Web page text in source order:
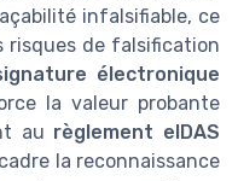
infalsifiable, ce
risques de falsification
électronique
la valeur probante
au règlement eIDAS
la reconnaissance